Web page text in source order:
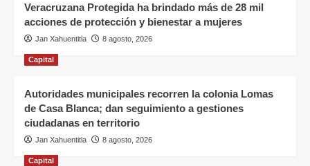
Veracruzana Protegida ha brindado más de 28 mil
acciones de protección y bienestar a mujeres
Jan Xahuentitla 8 agosto, 2026
Capital
Autoridades municipales recorren la colonia Lomas
de Casa Blanca; dan seguimiento a gestiones
ciudadanas en territorio
Jan Xahuentitla 8 agosto, 2026
Capital